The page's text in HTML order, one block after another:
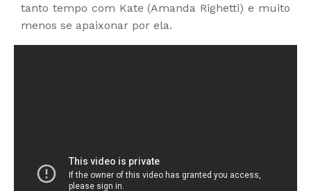
tanto tempo com Kate (Amanda Righetti) e muito
menos se apaixonar por ela.